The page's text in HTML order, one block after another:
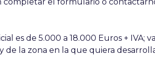
es de 5.000 a 18.000 Euros + IVA;
de la zona en la que quiera